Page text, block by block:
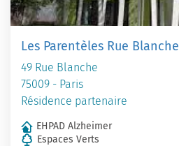
Les Parentèles Rue Blanche
49 Rue Blanche
75009 - Paris
Résidence partenaire
EHPAD Alzheimer
Espaces Verts